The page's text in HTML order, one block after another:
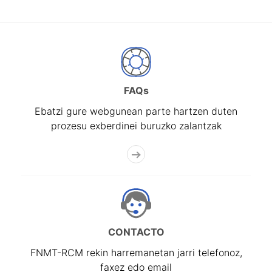
FAQs
Ebatzi gure webgunean parte hartzen duten
prozesu exberdinei buruzko zalantzak
CONTACTO
FNMT-RCM rekin harremanetan jarri telefonoz,
faxez edo email